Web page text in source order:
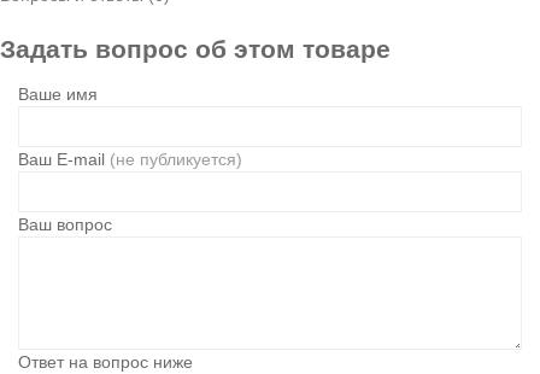
Задать вопрос об этом товаре
Ваше имя
Ваш E-mail (не публикуется)
Ваш вопрос
Ответ на вопрос ниже